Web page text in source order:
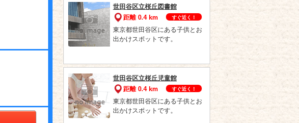
世田谷区立桜丘図書館
距離 0.4 km
すぐ近く！
東京都世田谷区にある子供とお
出かけスポットです。
世田谷区立桜丘児童館
距離 0.4 km
すぐ近く！
東京都世田谷区にある子供とお
出かけスポットです。